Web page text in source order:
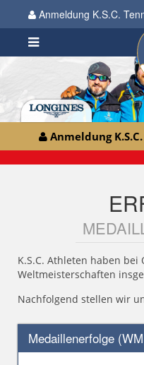
Anmeldung K.S.C.
Anmeldung
K.S.C. Athleten haben
Weltmeisterschaften
Nachfolgend stellen wir
Medaillenerfolge